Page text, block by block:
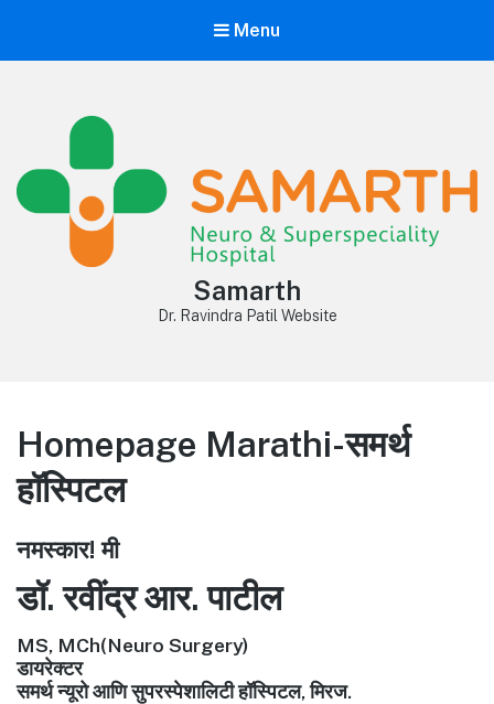
Menu
Samarth
Dr. Ravindra Patil Website
Homepage Marathi-समर्थ
हॉस्पिटल
नमस्कार! मी
डॉ. रवींद्र आर. पाटील
MS, MCh(Neuro Surgery)
डायरेक्टर
समर्थ न्यूरो आणि सुपरस्पेशालिटी हॉस्पिटल, मिरज.